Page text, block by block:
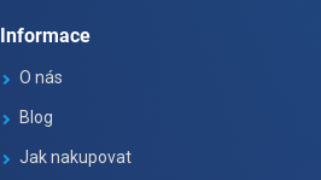
Informace
O nás
Blog
Jak nakupovat